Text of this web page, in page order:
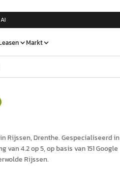
Markt
Rijssen, Drenthe.Gespecialiseerd in
4.2 op 5, op basis van 151 Google
Rijssen.